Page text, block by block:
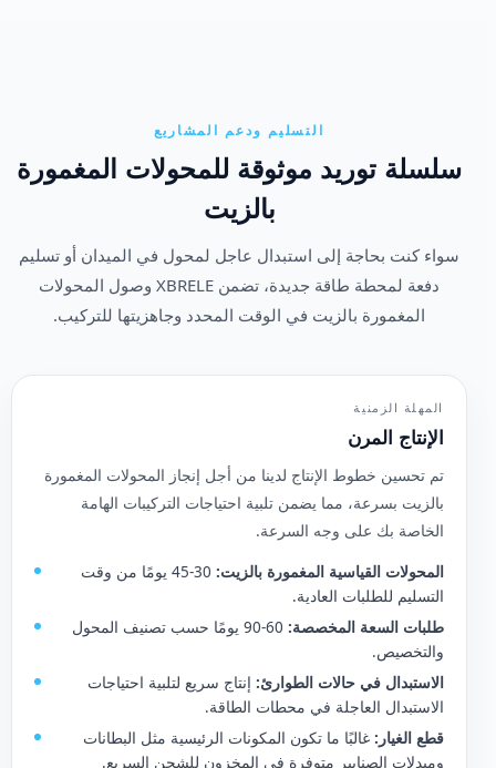
التسليم ودعم المشاريع
سلسلة توريد موثوقة للمحولات المغمورة
بالزيت
سواء كنت بحاجة إلى استبدال عاجل لمحول في الميدان أو تسليم
دفعة لمحطة طاقة جديدة، تضمن XBRELE وصول المحولات
المغمورة بالزيت في الوقت المحدد وجاهزيتها للتركيب.
المهلة الزمنية
الإنتاج المرن
تم تحسين خطوط الإنتاج لدينا من أجل إنجاز المحولات المغمورة
بالزيت بسرعة، مما يضمن تلبية احتياجات التركيبات الهامة
الخاصة بك على وجه السرعة.
المحولات القياسية المغمورة بالزيت:
30-45 يومًا من وقت
التسليم للطلبات العادية.
طلبات السعة المخصصة:
60-90 يومًا حسب تصنيف المحول
والتخصيص.
الاستبدال في حالات الطوارئ: إنتاج سريع لتلبية احتياجات
الاستبدال العاجلة في محطات الطاقة.
قطع الغيار: غالبًا ما تكون المكونات الرئيسية مثل البطانات
ومبدلات الصنابير متوفرة في المخزون للشحن السريع.